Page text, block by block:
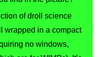
of droll science
wrapped in a compact
no windows,